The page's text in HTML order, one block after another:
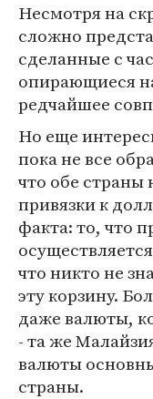
Несмотря на
сложно
сделанные с
опирающиеся
редчайшее
Но еще
пока не все
что обе
привязки к
факта: то, что
что никто не
эту корзину.
даже валюты,
- та же
валюты
страны.